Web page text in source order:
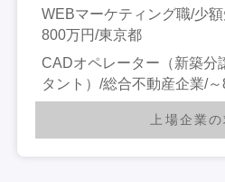
WEBマーケティング職/少
800万円/東京都
CADオペレーター（新築分
タント）/総合不動産企業/
上場企業